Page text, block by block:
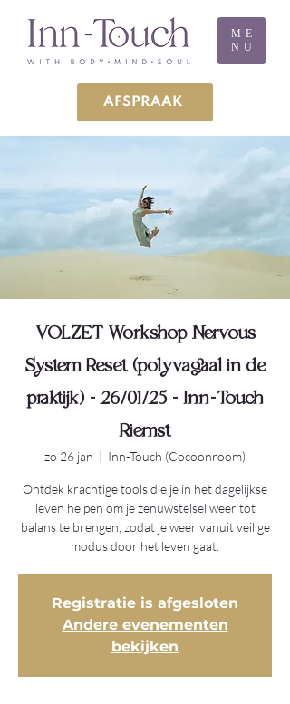
ME
NU
AFSPRAAK
VOLZET Workshop Nervous
System Reset (polyvagaal in de
praktijk) - 26/01/25 - Inn-Touch
Riemst
zo 26 jan
  |
Inn-Touch (Cocoonroom)
Ontdek krachtige tools die je in het dagelijkse
leven helpen om je zenuwstelsel weer tot
balans te brengen, zodat je weer vanuit veilige
modus door het leven gaat.
Registratie is afgesloten
Andere evenementen
bekijken